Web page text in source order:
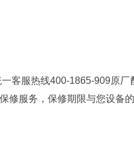
客服热线400-1865-909原
修服务，保修期限与您设备